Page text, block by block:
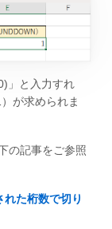
」と入力すれ
が求められま
の記事をご参照
た桁数で切り